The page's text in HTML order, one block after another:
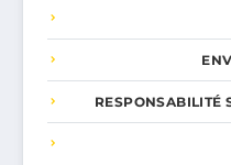
RESPONSABILITÉ